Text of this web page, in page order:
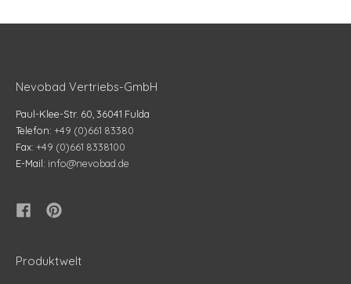
Nevobad Vertriebs-GmbH
Paul-Klee-Str. 60, 36041 Fulda
Telefon: +49 (0)661 83380
Fax: +49 (0)661 8338100
E-Mail: info@nevobad.de
Produktwelt